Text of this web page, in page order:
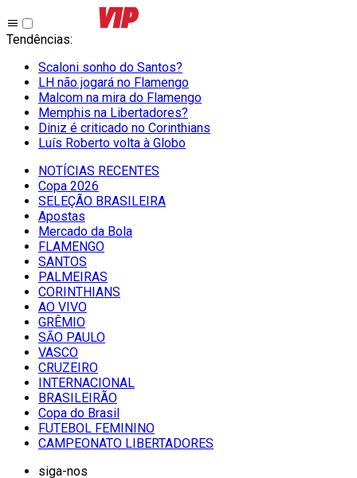
Tendências:
Scaloni sonho do Santos?
LH não jogará no Flamengo
Malcom na mira do Flamengo
Memphis na Libertadores?
Diniz é criticado no Corinthians
Luís Roberto volta à Globo
NOTÍCIAS RECENTES
Copa 2026
SELEÇÃO BRASILEIRA
Apostas
Mercado da Bola
FLAMENGO
SANTOS
PALMEIRAS
CORINTHIANS
AO VIVO
GRÊMIO
SĀO PAULO
VASCO
CRUZEIRO
INTERNACIONAL
BRASILEIRÃO
Copa do Brasil
FUTEBOL FEMININO
CAMPEONATO LIBERTADORES
siga-nos